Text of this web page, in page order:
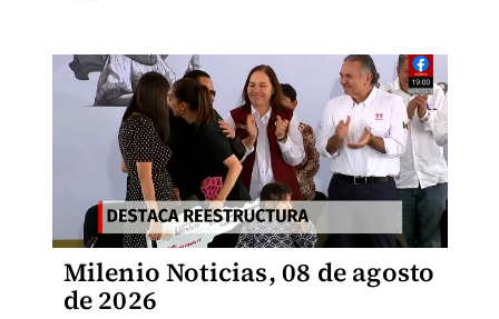
Milenio Noticias, 08 de agosto
de 2026